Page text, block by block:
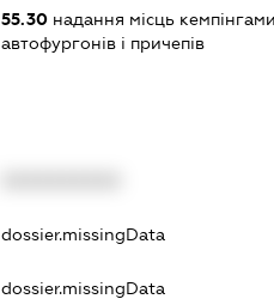
55.30надання місць
автофургонів і причепів
dossier.missingData
dossier.missingData